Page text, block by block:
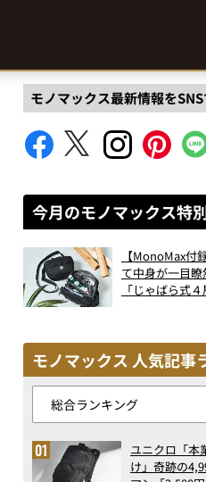
モノマックス最新情報をSNS
今月のモノマックス特
【MonoMax付
て中身が一目
「じゃばら式
モノマックス 人気記事
ユニクロ「本
け」奇跡の